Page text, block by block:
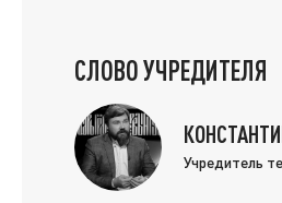
СЛОВО УЧРЕДИТЕЛЯ
Учредитель